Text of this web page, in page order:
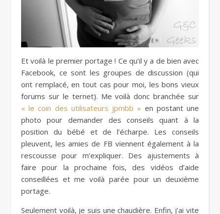
Et voilà le premier portage ! Ce qu’il y a de bien avec
Facebook, ce sont les groupes de discussion (qui
ont remplacé, en tout cas pour moi, les bons vieux
forums sur le ternet). Me voilà donc branchée sur
« le coin des utilisateurs jpmbb » en postant une
photo pour demander des conseils quant à la
position du bébé et de l’écharpe. Les conseils
pleuvent, les amies de FB viennent également à la
rescousse pour m’expliquer. Des ajustements à
faire pour la prochaine fois, des vidéos d’aide
conseillées et me voilà parée pour un deuxième
portage.
Seulement voilà, je suis une chaudière. Enfin, j’ai vite